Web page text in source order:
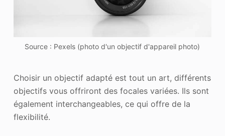
Source : Pexels (photo d'un objectif d'appareil photo)
Choisir un objectif adapté est tout un art, différents
objectifs vous offriront des focales variées. Ils sont
également interchangeables, ce qui offre de la
flexibilité.